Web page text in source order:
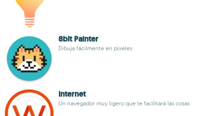
8bit Painter
Dibuja fácilmente en píxeles
Internet
Un navegador muy ligero que te facilitará las cosas